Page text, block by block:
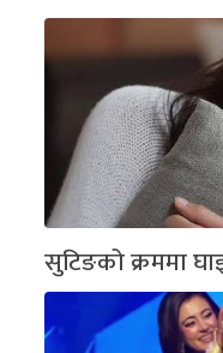
सुटिङको क्रममा